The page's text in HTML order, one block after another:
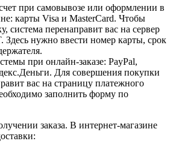
при самовывозе или оформлении в
карты Visa и MasterCard. Чтобы
система перенаправит вас на сервер
Здесь нужно ввести номер карты, срок
при онлайн-заказе: PayPal,
Для совершения покупки
вас на страницу платежного
заполнить форму по
заказа. В интернет-магазине